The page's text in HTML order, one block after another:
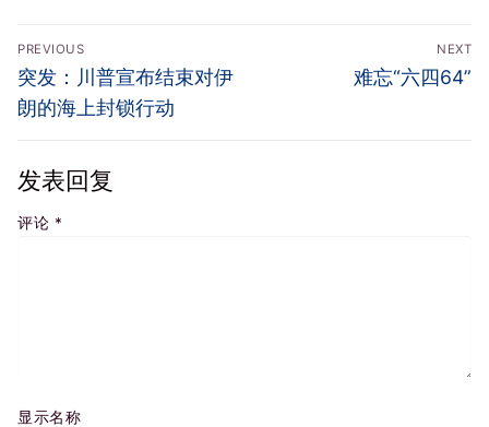
文
章
导
PREVIOUS
Previous
post:
突发：川普宣布结束对伊
朗的海上封锁行动
NEXT
Next
难忘“六四64”
发表回复
评论 *
显示名称